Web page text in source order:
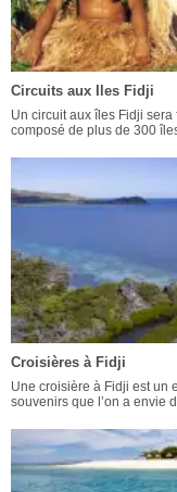
Circuits aux Iles Fidji
Un circuit aux îles Fidji sera
composé de plus de 300
Croisières à Fidji
Une croisière à Fidji est un
souvenirs que l’on a envie